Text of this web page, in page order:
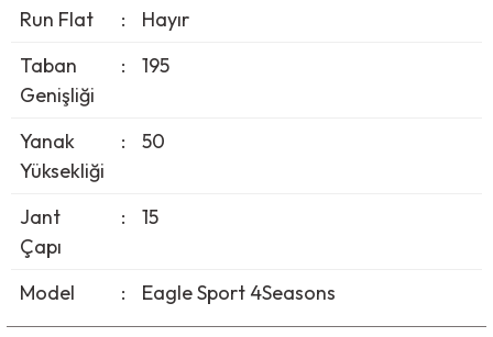
Run Flat
:
Hayır
Taban
Genişliği
: 195
Yanak
Yüksekliği
: 50
Jant
Çapı
: 15
Model : Eagle Sport 4Seasons